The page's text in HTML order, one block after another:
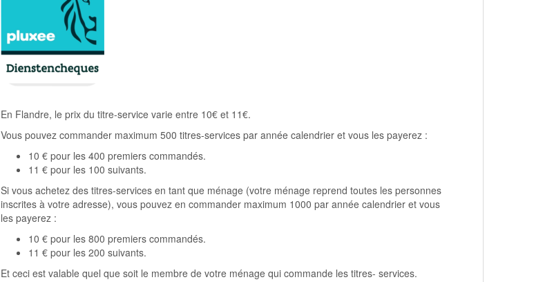
En Flandre, le prix du titre-service varie entre 10€ et 11€.
Vous pouvez commander maximum 500 titres-services par année calendrier et vous les payerez :
10 € pour les 400 premiers commandés.
11 € pour les 100 suivants.
Si vous achetez des titres-services en tant que ménage (votre ménage reprend toutes les personnes
inscrites à votre adresse), vous pouvez en commander maximum 1000 par année calendrier et vous
les payerez :
10 € pour les 800 premiers commandés.
11 € pour les 200 suivants.
Et ceci est valable quel que soit le membre de votre ménage qui commande les titres- services.